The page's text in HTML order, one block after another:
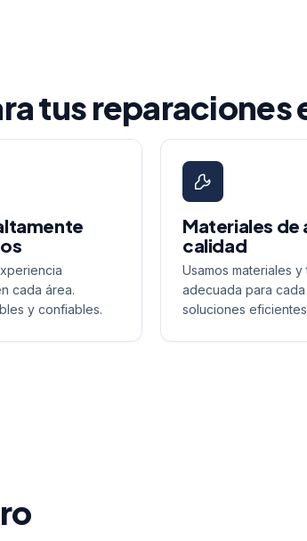
tus reparaciones
cada área.
y confiables.
Materiales de
calidad
Usamos materiales
adecuada para
soluciones